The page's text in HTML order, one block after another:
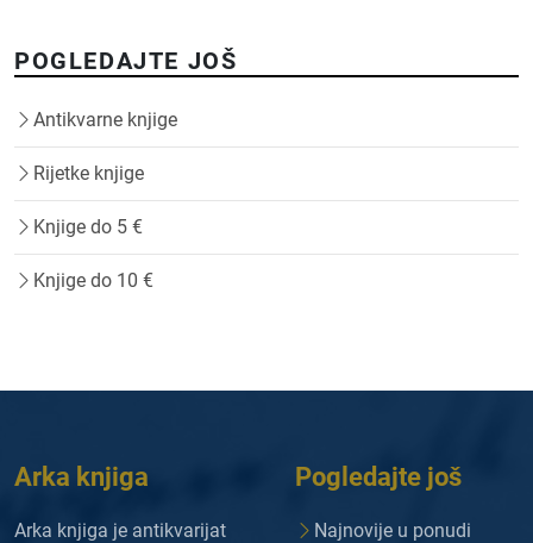
POGLEDAJTE JOŠ
Antikvarne knjige
Rijetke knjige
Knjige do 5 €
Knjige do 10 €
Arka knjiga
Arka knjiga je antikvarijat
Pogledajte još
Najnovije u ponudi